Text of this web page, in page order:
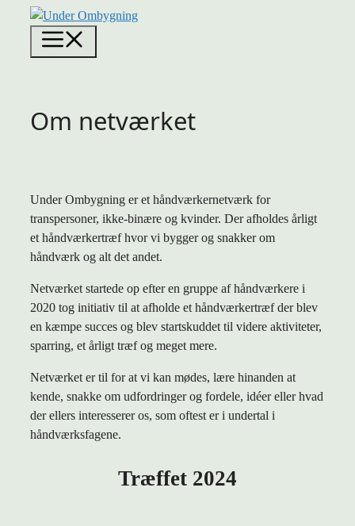
Om netværket
Under Ombygning er et håndværkernetværk for
transpersoner, ikke-binære og kvinder. Der afholdes årligt
et håndværkertræf hvor vi bygger og snakker om
håndværk og alt det andet.
Netværket startede op efter en gruppe af håndværkere i
2020 tog initiativ til at afholde et håndværkertræf der blev
en kæmpe succes og blev startskuddet til videre aktiviteter,
sparring, et årligt træf og meget mere.
Netværket er til for at vi kan mødes, lære hinanden at
kende, snakke om udfordringer og fordele, idéer eller hvad
der ellers interesserer os, som oftest er i undertal i
håndværksfagene.
Træffet 2024